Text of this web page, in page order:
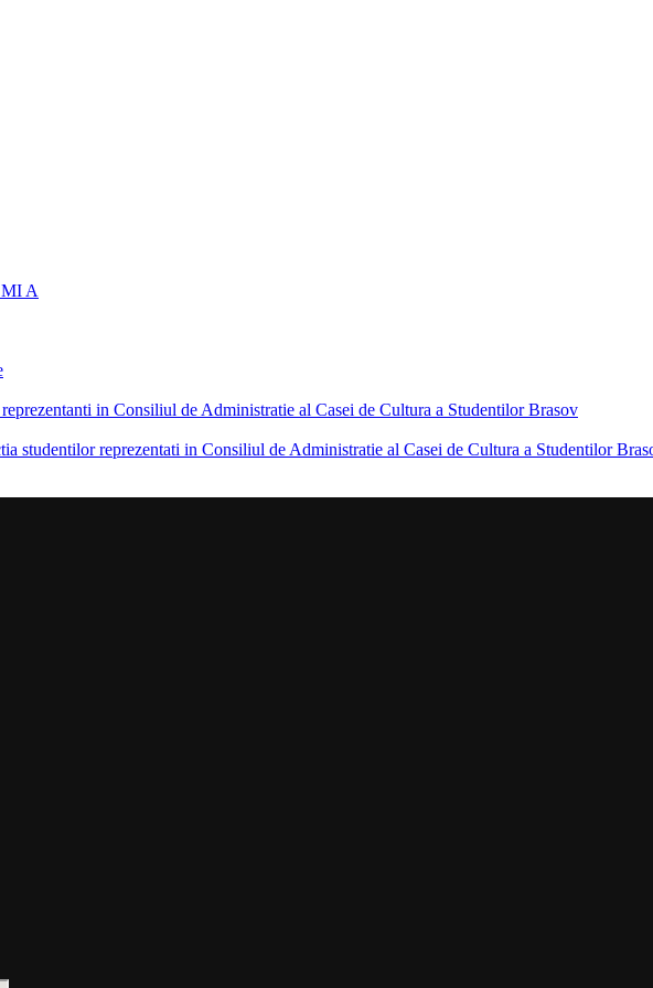
MI A
in Consiliul de Administratie al Casei de Cultura a Studentilor Brasov
studentilor reprezentati in Consiliul de Administratie al Casei de Cultura a Studentilor